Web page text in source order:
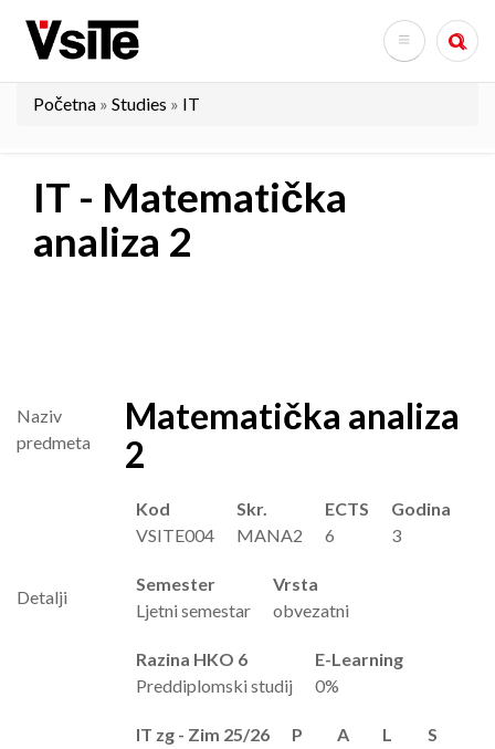
glavni
Search
Početna Studies IT
IT - Matematička
analiza 2
Naziv
predmeta
Matematička analiza
2
Detalji
Kod
VSITE004
Skr.
MANA2
ECTS
6
Godina
3
Semester
Ljetni semestar
Vrsta
obvezatni
Razina HKO 6
Preddiplomski studij
E-Learning
0%
IT zg - Zim 25/26
P
A
L
S